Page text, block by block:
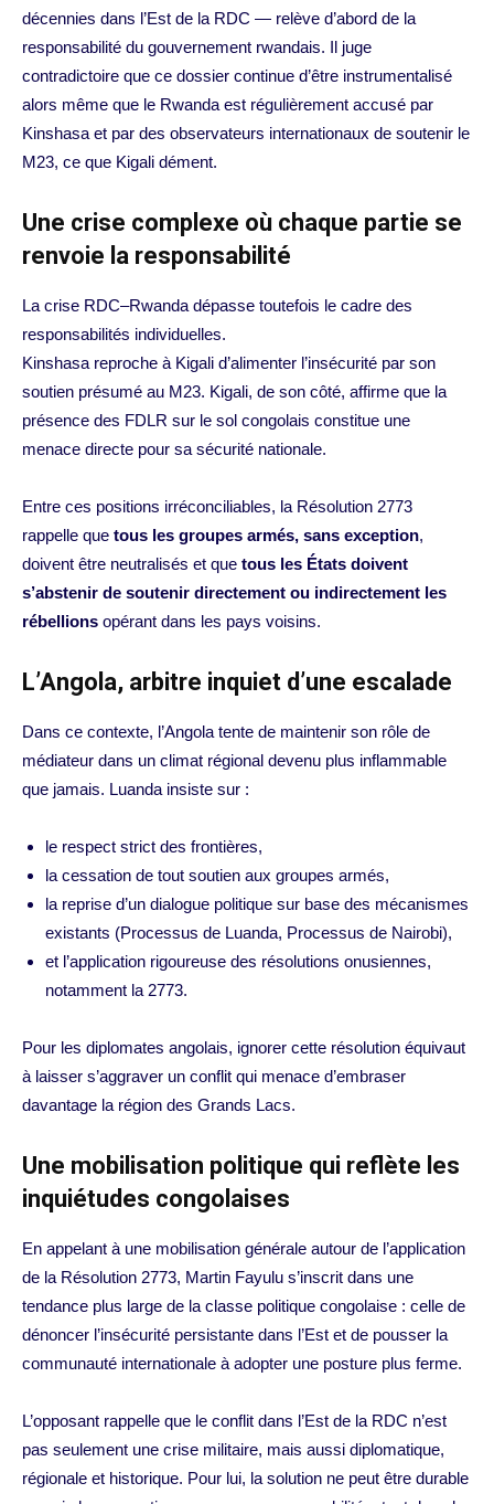
décennies dans l’Est de la RDC — relève d’abord de la
responsabilité du gouvernement rwandais. Il juge
contradictoire que ce dossier continue d’être instrumentalisé
alors même que le Rwanda est régulièrement accusé par
Kinshasa et par des observateurs internationaux de soutenir le
M23, ce que Kigali dément.
Une crise complexe où chaque partie se
renvoie la responsabilité
La crise RDC–Rwanda dépasse toutefois le cadre des
responsabilités individuelles.
Kinshasa reproche à Kigali d’alimenter l’insécurité par son
soutien présumé au M23. Kigali, de son côté, affirme que la
présence des FDLR sur le sol congolais constitue une
menace directe pour sa sécurité nationale.
Entre ces positions irréconciliables, la Résolution 2773
rappelle que tous les groupes armés, sans exception,
doivent être neutralisés et que tous les États doivent
s’abstenir de soutenir directement ou indirectement les
rébellions opérant dans les pays voisins.
L’Angola, arbitre inquiet d’une escalade
Dans ce contexte, l’Angola tente de maintenir son rôle de
médiateur dans un climat régional devenu plus inflammable
que jamais. Luanda insiste sur :
le respect strict des frontières,
la cessation de tout soutien aux groupes armés,
la reprise d’un dialogue politique sur base des mécanismes
existants (Processus de Luanda, Processus de Nairobi),
et l’application rigoureuse des résolutions onusiennes,
notamment la 2773.
Pour les diplomates angolais, ignorer cette résolution équivaut
à laisser s’aggraver un conflit qui menace d’embraser
davantage la région des Grands Lacs.
Une mobilisation politique qui reflète les
inquiétudes congolaises
En appelant à une mobilisation générale autour de l’application
de la Résolution 2773, Martin Fayulu s’inscrit dans une
tendance plus large de la classe politique congolaise : celle de
dénoncer l’insécurité persistante dans l’Est et de pousser la
communauté internationale à adopter une posture plus ferme.
L’opposant rappelle que le conflit dans l’Est de la RDC n’est
pas seulement une crise militaire, mais aussi diplomatique,
régionale et historique. Pour lui, la solution ne peut être durable